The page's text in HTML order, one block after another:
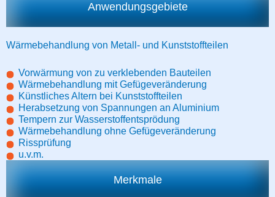
Anwendungsgebiete
Wärmebehandlung von Metall- und Kunststoffteilen
Vorwärmung von zu verklebenden Bauteilen
Wärmebehandlung mit Gefügeveränderung
Künstliches Altern bei Kunststoffteilen
Herabsetzung von Spannungen an Aluminium
Tempern zur Wasserstoffentsprödung
Wärmebehandlung ohne Gefügeveränderung
Rissprüfung
u.v.m.
Merkmale